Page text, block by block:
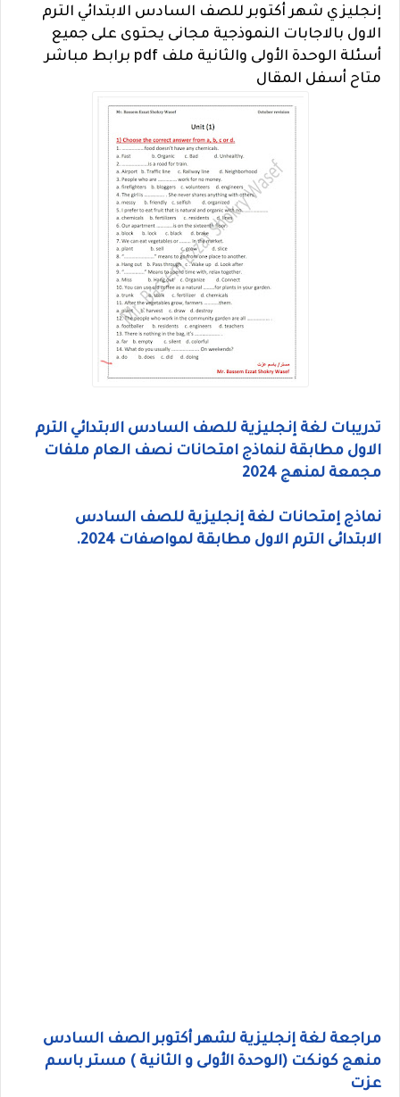
إنجليزي شهر أكتوبر للصف السادس الابتدائي الترم
الاول بالاجابات النموذجية مجانى يحتوى على جميع
أسئلة الوحدة الأولى والثانية ملف pdf برابط مباشر
متاح أسفل المقال
تدريبات لغة إنجليزية للصف السادس الابتدائي الترم
الاول مطابقة لنماذج امتحانات نصف العام ملفات
مجمعة لمنهج 2024
نماذج إمتحانات لغة إنجليزية للصف السادس
الابتدائى الترم الاول مطابقة لمواصفات 2024.
مراجعة لغة إنجليزية لشهر أكتوبر الصف السادس
منهج كونكت (الوحدة الأولى و الثانية ) مستر باسم
عزت